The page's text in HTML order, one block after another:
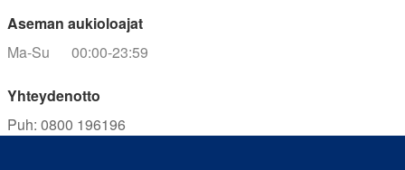
Aseman aukioloajat
Ma-Su
00:00-23:59
Yhteydenotto
Puh: 0800 196196